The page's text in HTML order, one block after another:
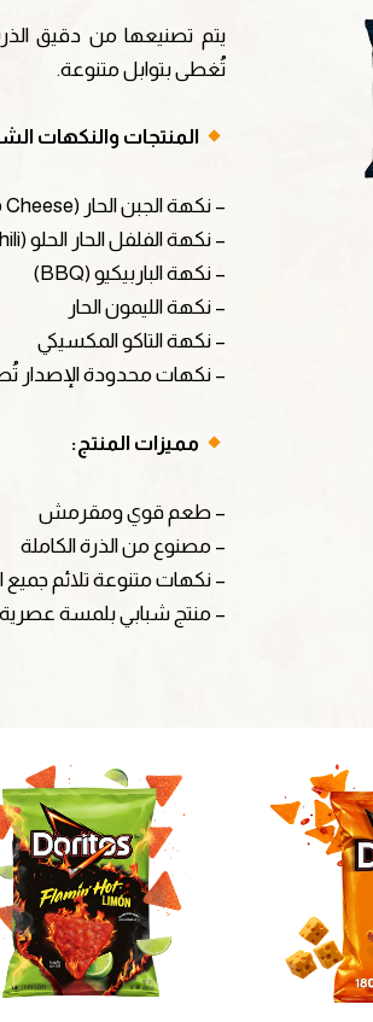
يتم تصنيعها من دقيق
تُغطى بتوابل متنوعة.
المنتجات والنكهات
– نكهة الجبن الحار (Nacho Cheese)
– نكهة الفلفل الحار الحلو (Sweet Chili)
– نكهة الباربيكيو (BBQ)
– نكهة الليمون الحار
– نكهة التاكو المكسيكي
– نكهات محدودة الإصدار
مميزات المنتج:
– طعم قوي ومقرمش
– مصنوع من الذرة الكاملة
– نكهات متنوعة تلائم جميع
– منتج شبابي بلمسة عصرية